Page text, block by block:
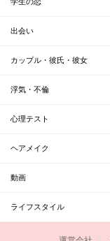
出会い
カップル・彼氏・彼女
浮気・不倫
心理テスト
ヘアメイク
動画
ライフスタイル